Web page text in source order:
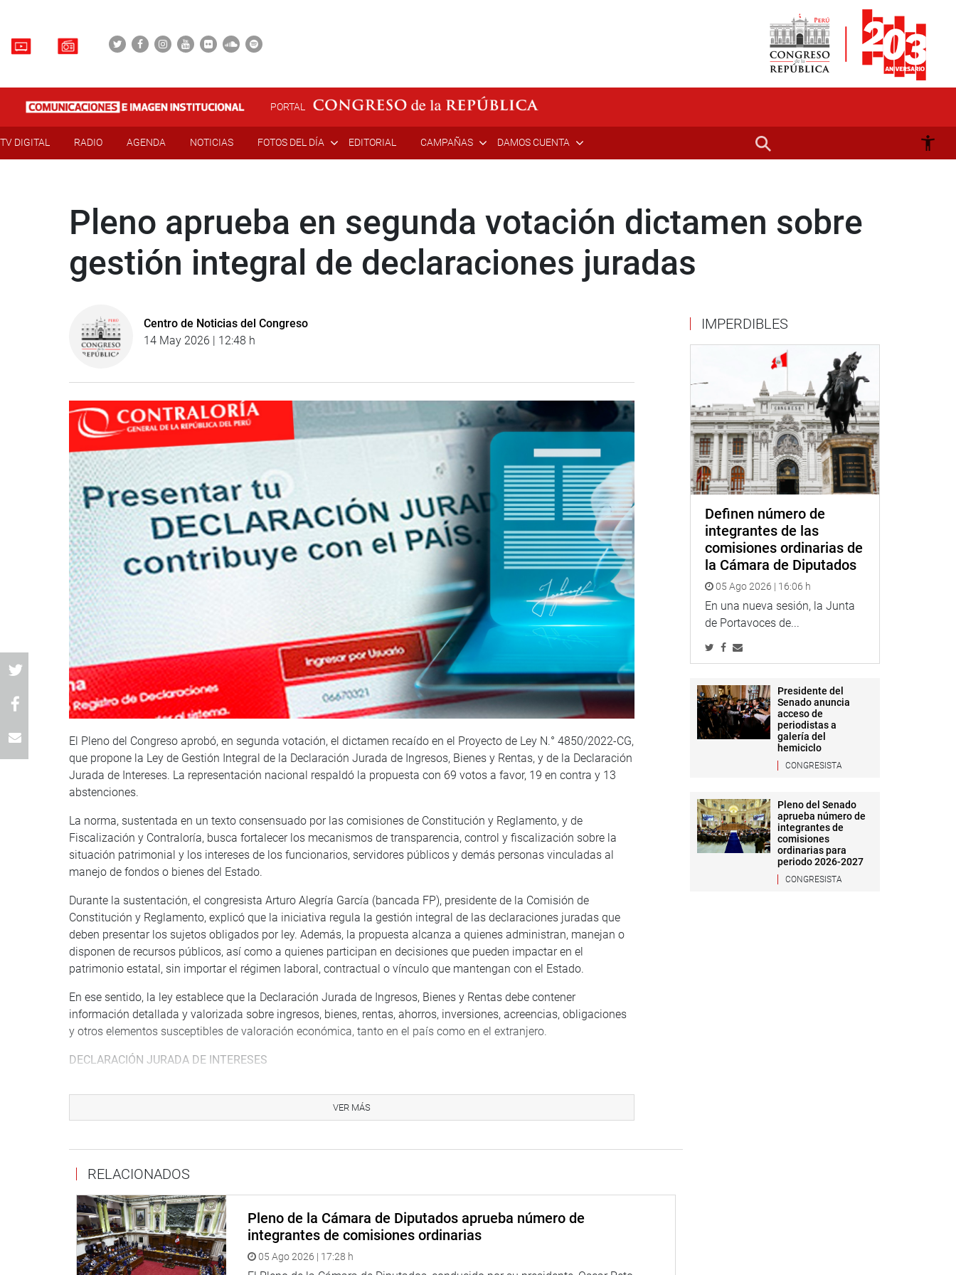
PORTAL
TV DIGITAL RADIO AGENDA NOTICIAS FOTOS DEL DÍA EDITORIAL CAMPAÑAS DAMOS CUENTA
Pleno aprueba en segunda votación dictamen sobre
gestión integral de declaraciones juradas
Centro de Noticias del Congreso
14 May 2026 | 12:48 h
El Pleno del Congreso aprobó, en segunda votación, el dictamen recaído en el Proyecto de Ley N.° 4850/2022-CG,
que propone la Ley de Gestión Integral de la Declaración Jurada de Ingresos, Bienes y Rentas, y de la Declaración
Jurada de Intereses. La representación nacional respaldó la propuesta con 69 votos a favor, 19 en contra y 13
abstenciones.
La norma, sustentada en un texto consensuado por las comisiones de Constitución y Reglamento, y de
Fiscalización y Contraloría, busca fortalecer los mecanismos de transparencia, control y fiscalización sobre la
situación patrimonial y los intereses de los funcionarios, servidores públicos y demás personas vinculadas al
manejo de fondos o bienes del Estado.
Durante la sustentación, el congresista Arturo Alegría García (bancada FP), presidente de la Comisión de
Constitución y Reglamento, explicó que la iniciativa regula la gestión integral de las declaraciones juradas que
deben presentar los sujetos obligados por ley. Además, la propuesta alcanza a quienes administran, manejan o
disponen de recursos públicos, así como a quienes participan en decisiones que pueden impactar en el
patrimonio estatal, sin importar el régimen laboral, contractual o vínculo que mantengan con el Estado.
En ese sentido, la ley establece que la Declaración Jurada de Ingresos, Bienes y Rentas debe contener
información detallada y valorizada sobre ingresos, bienes, rentas, ahorros, inversiones, acreencias, obligaciones
y otros elementos susceptibles de valoración económica, tanto en el país como en el extranjero.
DECLARACIÓN JURADA DE INTERESES
u otras entidades públicas o privadas; representaciones, poderes y mandatos; integración en directorios,
consejos o cuerpos colegiados; empleos, asesorías, consultorías y actividades similares en los sectores público y
Finalmente, también deberá consignar la participación del sujeto obligado en organizaciones políticas,
incorpora información sobre su intervención en comités de selección de licitación pública, concursos públicos,
contrataciones directas, adjudicaciones simplificadas u otros mecanismos establecidos por la normativa
vigente.
OFICINA DE COMUNICACIONES E IMAGEN INSTITUCIONAL
VER MÁS
RELACIONADOS
Pleno de la Cámara de Diputados aprueba número de
integrantes de comisiones ordinarias
05 Ago 2026 | 17:28 h
IMPERDIBLES
Definen número de
integrantes de las
comisiones ordinarias de
la Cámara de Diputados
05 Ago 2026 | 16:06 h
En una nueva sesión, la Junta
de Portavoces de...
Presidente del
Senado anuncia
acceso de
periodistas a
galería del
hemiciclo
CONGRESISTA
Pleno del Senado
aprueba número de
integrantes de
comisiones
ordinarias para
periodo 2026-2027
CONGRESISTA